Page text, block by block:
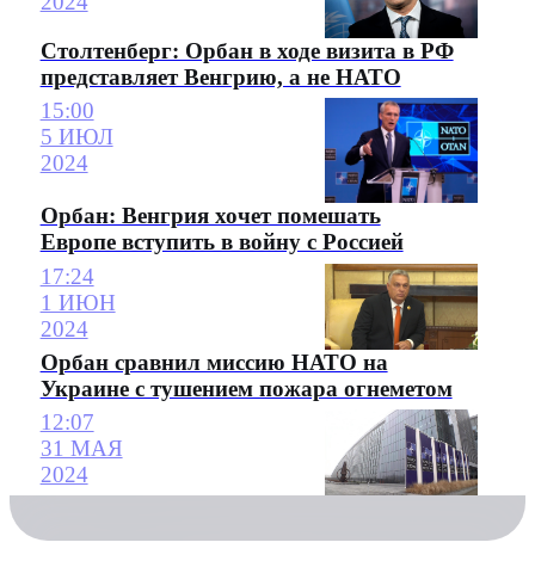
Столтенберг: Орбан в ходе визита в РФ
представляет Венгрию, а не НАТО
15:00
5 ИЮЛ
2024
Орбан: Венгрия хочет помешать
Европе вступить в войну с Россией
17:24
1 ИЮН
2024
Орбан сравнил миссию НАТО на
Украине с тушением пожара огнеметом
12:07
31 МАЯ
2024